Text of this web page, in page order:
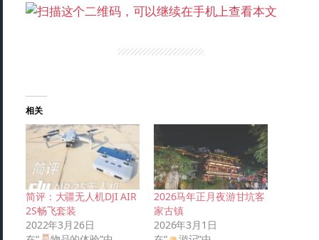
相关
简评：大疆无人机DJI AIR
2S畅飞套装
2022年3月26日
2026马年正月夜游甘坑客
家古镇
2026年3月1日